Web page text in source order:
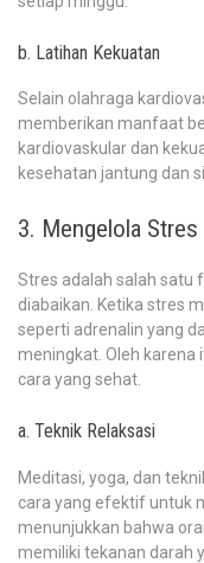
b. Latihan Kekuatan
Selain olahraga
memberikan manfaat
kardiovaskular dan
kesehatan jantung dan
3. Mengelola Stres
Stres adalah salah satu
diabaikan. Ketika stres
seperti adrenalin yang
meningkat. Oleh karena
cara yang sehat.
a. Teknik Relaksasi
Meditasi, yoga, dan
cara yang efektif untuk
menunjukkan bahwa
memiliki tekanan darah